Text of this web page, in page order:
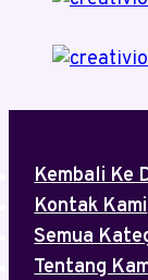
Kembali Ke
Kontak Kami
Semua
Tentang